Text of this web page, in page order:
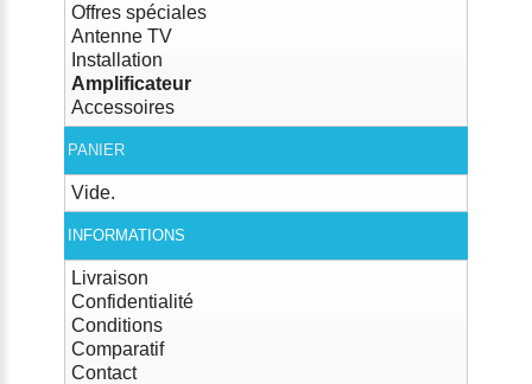
Offres spéciales
Antenne TV
Installation
Amplificateur
Accessoires
PANIER
Vide.
INFORMATIONS
Livraison
Confidentialité
Conditions
Comparatif
Contact